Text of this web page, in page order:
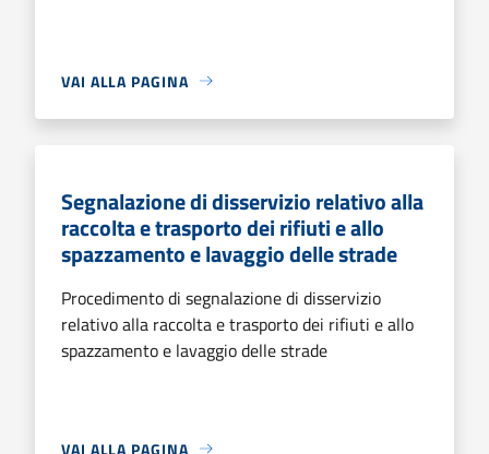
VAI ALLA PAGINA
Segnalazione di disservizio relativo alla
raccolta e trasporto dei rifiuti e allo
spazzamento e lavaggio delle strade
Procedimento di segnalazione di disservizio
relativo alla raccolta e trasporto dei rifiuti e allo
spazzamento e lavaggio delle strade
VAI ALLA PAGINA